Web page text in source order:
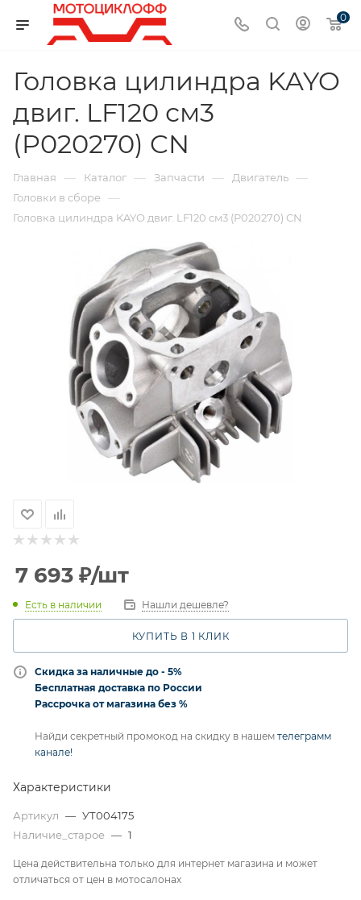
0
Головка цилиндра KAYO
двиг. LF120 см3
(P020270) CN
Главная — Каталог — Запчасти — Двигатель —
Головки в сборе —
Головка цилиндра KAYO двиг. LF120 см3 (P020270) CN
7 693 ₽/шт
Есть в наличии Нашли дешевле?
КУПИТЬ В 1 КЛИК
Скидка за наличные до - 5%
Бесплатная доставка по России
Рассрочка от магазина без %
Найди секретный промокод на скидку в нашем телеграмм
канале!
Характеристики
Артикул — УТ004175
Наличие_старое — 1
Цена действительна только для интернет магазина и может
отличаться от цен в мотосалонах